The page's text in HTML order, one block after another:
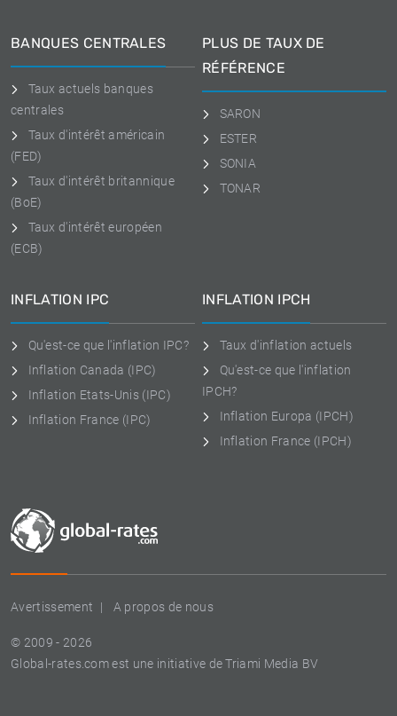
Avertissement A propos de nous
© 2009 - 2026
Global-rates.com est une initiative de Triami Media BV
BANQUES CENTRALES
Taux actuels banques
centrales
Taux d'intérêt américain
(FED)
Taux d'intérêt britannique
(BoE)
Taux d'intérêt européen
(ECB)
PLUS DE TAUX DE
RÉFÉRENCE
SARON
ESTER
SONIA
TONAR
INFLATION IPC
Qu'est-ce que l'inflation IPC?
Inflation Canada (IPC)
Inflation Etats-Unis (IPC)
Inflation France (IPC)
INFLATION IPCH
Taux d'inflation actuels
Qu'est-ce que l'inflation
IPCH?
Inflation Europa (IPCH)
Inflation France (IPCH)